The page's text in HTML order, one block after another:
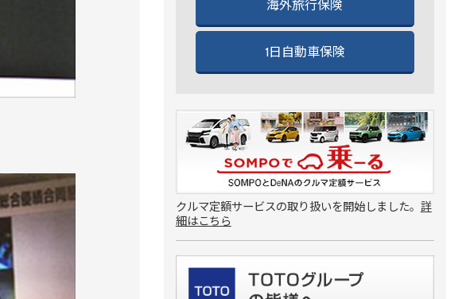
海外旅行保険
1日自動車保険
クルマ定額サービスの取り扱いを開始しました。 詳
細はこちら